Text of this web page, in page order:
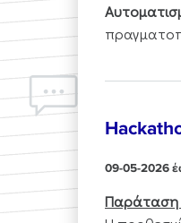
09-05-2026
Παράταση